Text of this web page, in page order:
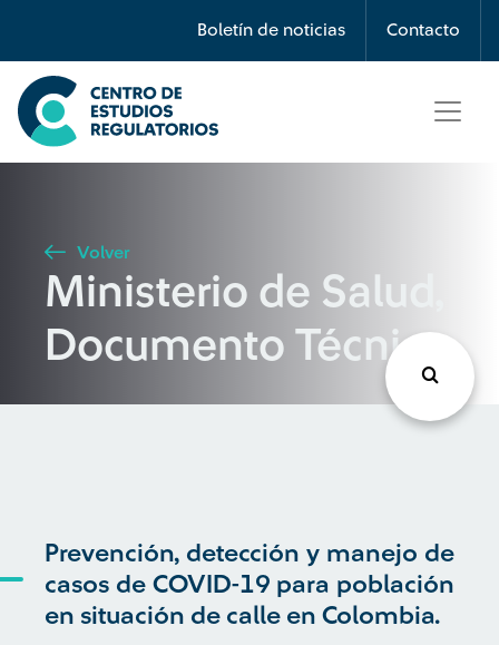
Boletín de noticias Contacto
Búsqueda
Seleccione país
Buscar
Volver
Ministerio de Salud,
Documento Técnico
Prevención, detección y manejo de
casos de COVID-19 para población
en situación de calle en Colombia.